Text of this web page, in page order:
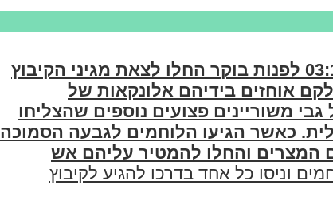
בתאריך ה-24 לחודש מאי , שעה 03:15 לפנות בוקר החלו לצאת מגיני הקיבוץ
אוחזים בידיהם אלונקאות של
משוריינים פצועים נוספים שהצליחו
כאשר הגיעו הלוחמים לגבעה הסמוכה
המצרים והחלו להמטיר עליהם אש
וניסו כל אחד בדרכו להגיע לקיבוץ